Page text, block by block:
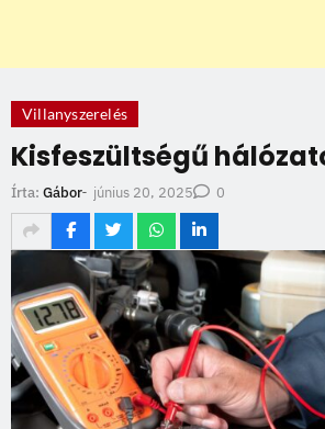
Villanyszerelés
Kisfeszültségű
Írta: Gábor- június 20, 2025 0